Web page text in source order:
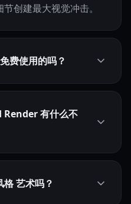
创建最大视觉冲击。
费使用的吗？
Render 有什么不
艺术吗？